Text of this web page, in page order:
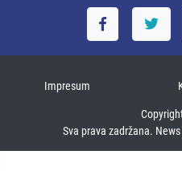
Impresum
Sva prava zadržana.